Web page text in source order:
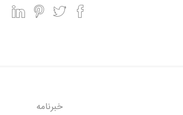
خبرنامه